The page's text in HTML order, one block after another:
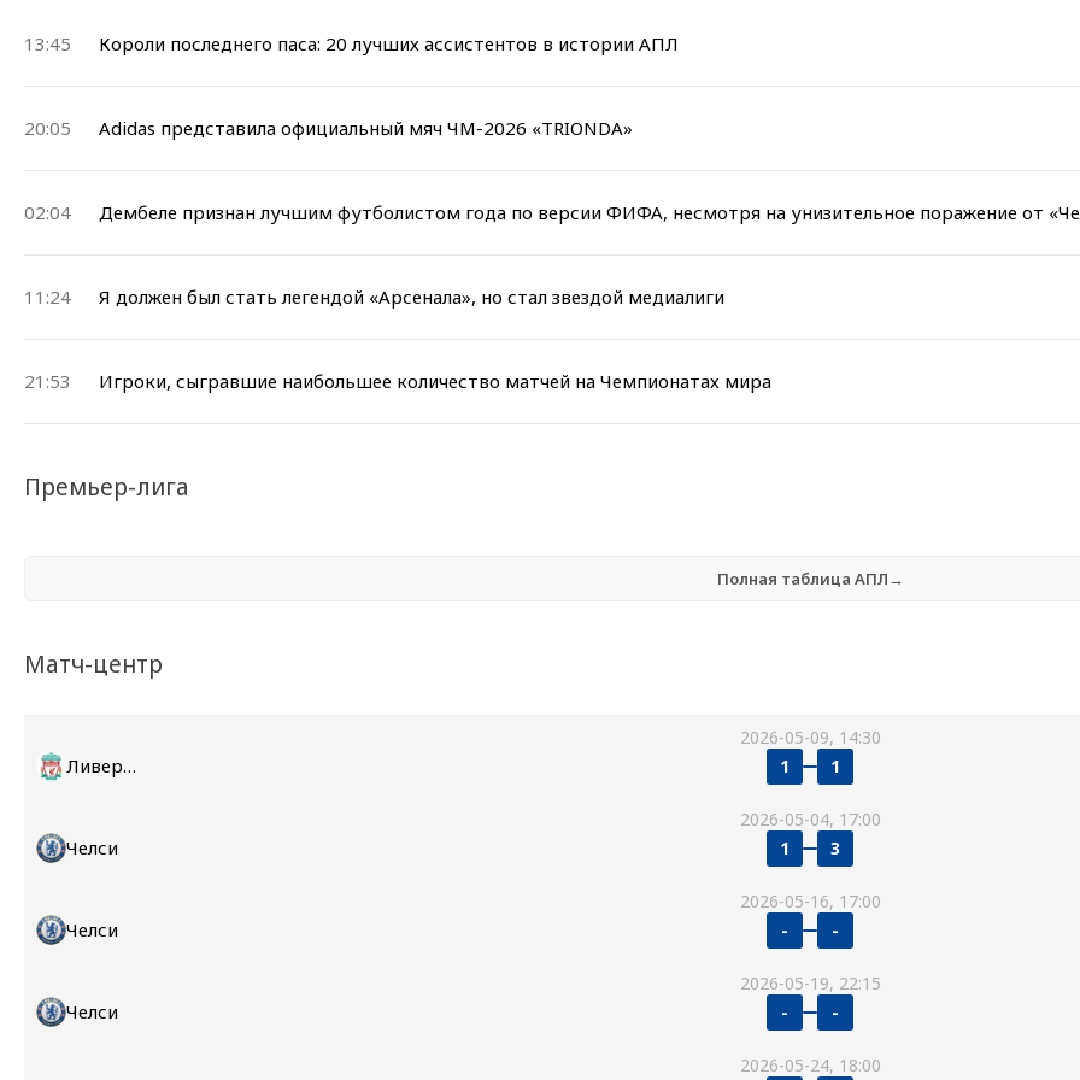
13:45 Короли последнего паса: 20 лучших ассистентов в истории АПЛ
20:05 Adidas представила официальный мяч ЧМ-2026 «TRIONDA»
02:04 Дембеле признан лучшим футболистом года по версии ФИФА, несмотря на унизительное поражение от
11:24 Я должен был стать легендой «Арсенала», но стал звездой медиалиги
21:53 Игроки, сыгравшие наибольшее количество матчей на Чемпионатах мира
Премьер-лига
Полная таблица АПЛ→
Матч-центр
2026-05-09, 14:30
Ливерпуль 1 1
2026-05-04, 17:00
Челси 1 3
2026-05-16, 17:00
Челси - -
2026-05-19, 22:15
Челси - -
2026-05-24, 18:00